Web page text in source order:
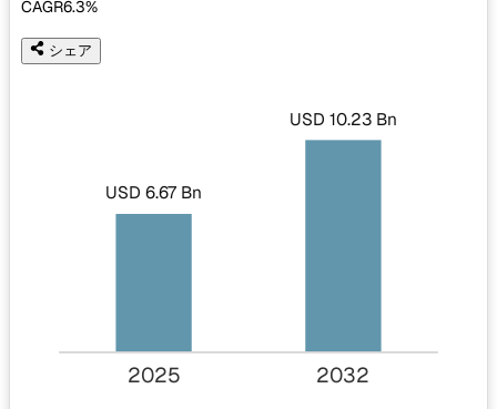
CAGR6.3%
シェア
USD 6.67 Bn
USD 10.23 Bn
2025 2032